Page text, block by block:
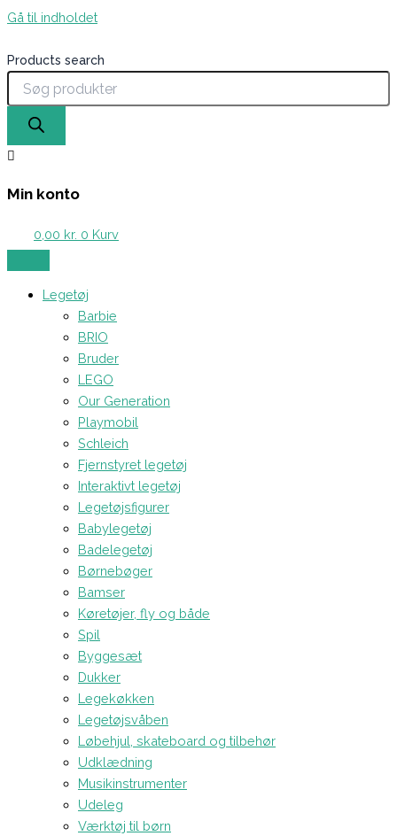
Gå til indholdet
Products search
Min konto
0,00 kr. 0 Kurv
Legetøj
Barbie
BRIO
Bruder
LEGO
Our Generation
Playmobil
Schleich
Fjernstyret legetøj
Interaktivt legetøj
Legetøjsfigurer
Babylegetøj
Badelegetøj
Børnebøger
Bamser
Køretøjer, fly og både
Spil
Byggesæt
Dukker
Legekøkken
Legetøjsvåben
Løbehjul, skateboard og tilbehør
Udklædning
Musikinstrumenter
Udeleg
Værktøj til børn